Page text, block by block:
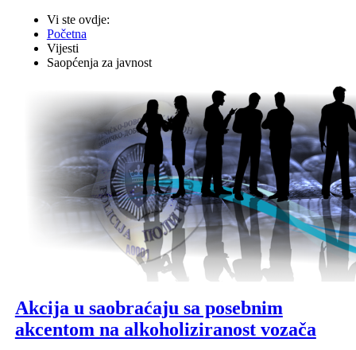
Vi ste ovdje:
Početna
Vijesti
Saopćenja za javnost
Akcija u saobraćaju sa posebnim
akcentom na alkoholiziranost vozača